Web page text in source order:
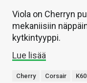
Viola on Cherryn
mekaniisiin
kytkintyyppi.
Lue lisää
Cherry Corsair